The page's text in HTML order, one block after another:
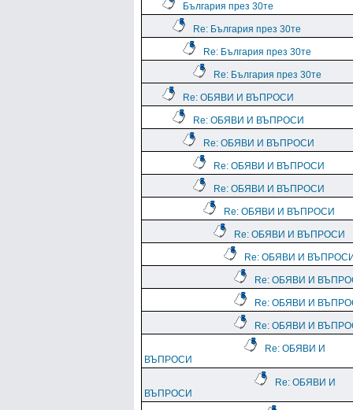
България през 30те
Re: България през 30те
Re: България през 30те
Re: България през 30те
Re: ОБЯВИ И ВЪПРОСИ
Re: ОБЯВИ И ВЪПРОСИ
Re: ОБЯВИ И ВЪПРОСИ
Re: ОБЯВИ И ВЪПРОСИ
Re: ОБЯВИ И ВЪПРОСИ
Re: ОБЯВИ И ВЪПРОСИ
Re: ОБЯВИ И ВЪПРОСИ
Re: ОБЯВИ И
Re: ОБЯВИ И
Re: ОБЯВИ И
Re: ОБЯВИ И
Re: ОБЯВИ И
ВЪПРОСИ
Re: ОБЯВИ И
ВЪПРОСИ